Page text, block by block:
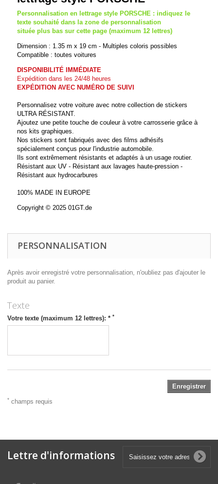
Personnalisation en lettrage style PORSCHE : indiquez le
texte souhaité dans la zone de personnalisation
située plus bas sur cette page (maximum 12 lettres)
Dimension : 1.35 m x 19 cm - Multiples coloris possibles
Compatible : toutes voitures
DISPONIBILITÉ IMMÉDIATE
Expédition dans les 24/48 heures
EXPÉDITION AVEC NUMÉRO DE SUIVI
Personnalisez votre voiture avec notre collection de stickers
ULTRA RÉSISTANT.
Ajoutez une petite touche de couleur à votre carrosserie grâce à
nos kits graphiques.
Nos stickers sont fabriqués avec des films adhésifs
spécialement conçus pour l'industrie automobile.
Ils sont extrêmement résistants et adaptés à un usage routier.
Résistant aux UV - Résistant aux lavages haute-pression -
Résistant aux hydrocarbures
100% MADE IN EUROPE
Copyright © 2025 01GT.de
PERSONNALISATION
Après avoir enregistré votre personnalisation, n'oubliez pas d'ajouter le
produit au panier.
Texte
Votre texte (maximum 12 lettres): * *
Enregistrer
* champs requis
Lettre d'informations